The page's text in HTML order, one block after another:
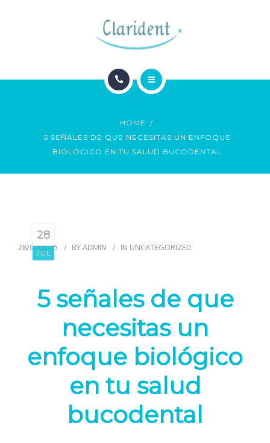
HOME
5 SEÑALES DE QUE NECESITAS UN ENFOQUE
BIOLÓGICO EN TU SALUD BUCODENTAL
28
JUL
28/07/2025 BYADMIN IN UNCATEGORIZED
5 señales de que
necesitas un
enfoque biológico
en tu salud
bucodental